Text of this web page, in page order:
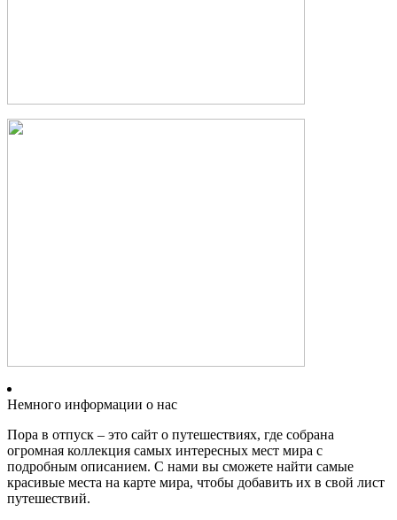
Немного информации о нас
Пора в отпуск – это сайт о путешествиях, где собрана
огромная коллекция самых интересных мест мира с
подробным описанием. С нами вы сможете найти самые
красивые места на карте мира, чтобы добавить их в свой лист
путешествий.